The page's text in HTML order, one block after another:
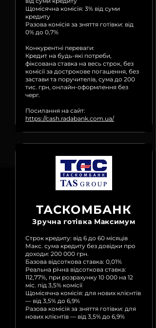
Щомісячна комісія: 3% від суми
кредиту
Разова комісія за зняття готівки: від
0% до 0,7%
Конкурентні переваги:
Кредит на будь-які потреби,
фіксована ставка на весь строк, без
комісії за дострокове погашення, без
застави та поручителів, сума до 200
тис. грн, онлайн-оформлення без
черг.
Посилання на сайт:
https://cash.radabank.com.ua/
ТАСКОМБАНК
Зручна готівка Максимум
Строк кредиту: від 6 до 60 місяців
Макс. сума кредиту без довідки про
доходи: 200 000 грн.
Базова відсоткова ставка: 0,01%
Реальна річна відсоткова ставка:
112,77%, при розрахунку 10 000 на 12
міс. під 3,5% комісії
Щомісячна комісія: для нових клієнтів
— від 3,5% до 6,9%
Разова комісія за зняття готівки: для
нових клієнтів — від 3,5% до 6,9%